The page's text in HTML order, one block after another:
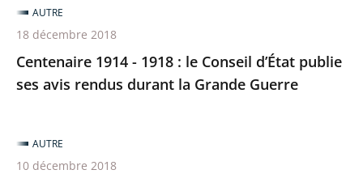
après
avant
Centenaire 1914 - 1918 : le Conseil d’État publie
ses avis rendus durant la Grande Guerre
AUTRE
18 décembre 2018
AUTRE
10 décembre 2018